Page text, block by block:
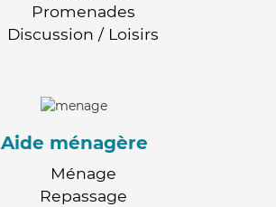
Promenades
Discussion / Loisirs
Aide ménagère
Ménage
Repassage